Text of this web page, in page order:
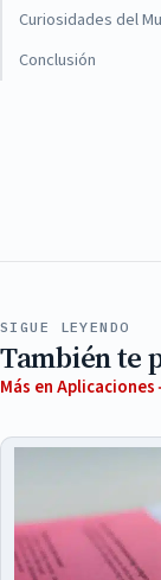
Curiosidades del
Conclusión
SIGUE LEYENDO
También te
Más en Aplicaciones